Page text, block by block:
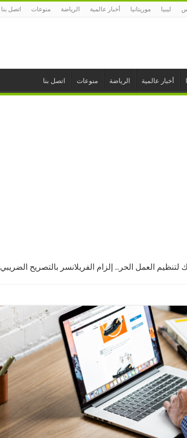
ليبيا موريتانيا أخبار عالمية الرياضة منوعات اتصل بنا
أخبار عالمية الرياضة منوعات اتصل بنا
العمل الحر.. إلزام الفريلانسر بالتصريح الضريبي